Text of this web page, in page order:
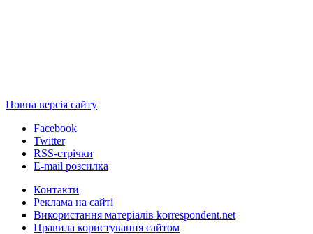
Повна версія сайту
Facebook
Twitter
RSS-стрічки
E-mail розсилка
Контакти
Реклама на сайті
Використання матеріалів korrespondent.net
Правила користування сайтом